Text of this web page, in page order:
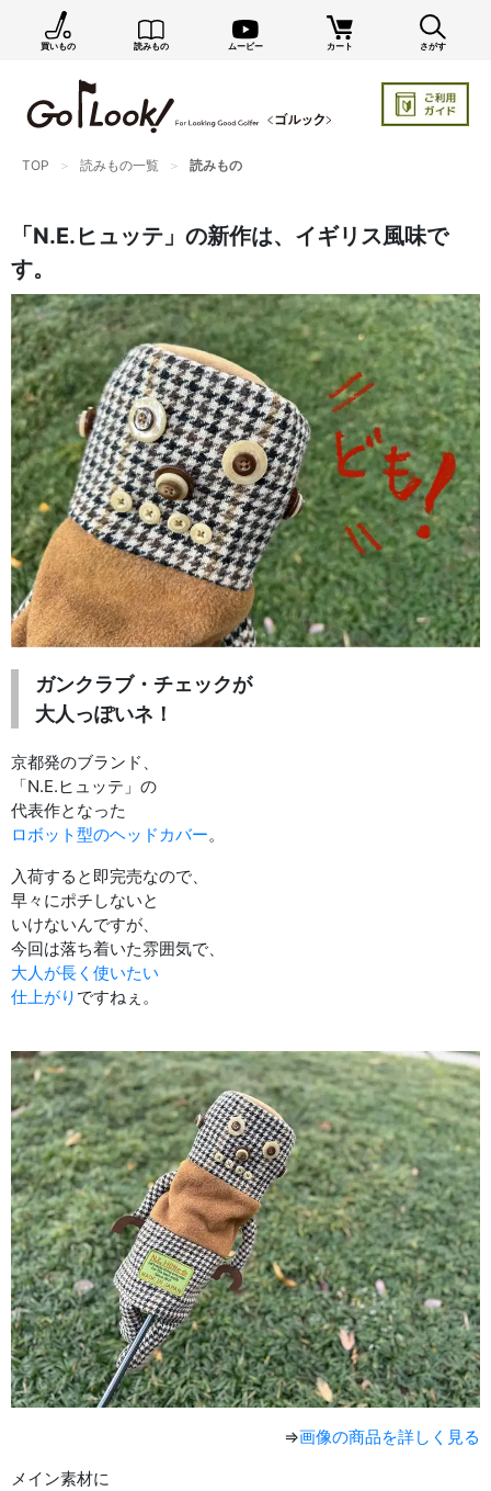
買いもの 読みもの ムービー カート さがす
TOP 読みもの一覧 読みもの
「N.E.ヒュッテ」の新作は、イギリス風味で
す。
ガンクラブ・チェックが
大人っぽいネ！
京都発のブランド、
「N.E.ヒュッテ」の
代表作となった
ロボット型のヘッドカバー。
入荷すると即完売なので、
早々にポチしないと
いけないんですが、
今回は落ち着いた雰囲気で、
大人が長く使いたい
仕上がり ですねぇ。
⇒画像の商品を詳しく見る
メイン素材に
×
GO/LOOK! からのお知らせ（受信設定）
新商品情報や編集部のオススメ、オトクな情報・買い
まだご登録でない方はぜひ！
編集部セレクトのスタイル提案・お得情報（ダイレクトメール）
お知らせを受け取る
いつでもメール内のリンクから配信停止できます